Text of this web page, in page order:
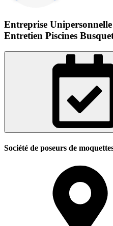
Entreprise
Entretien Piscines
Société de poseurs de